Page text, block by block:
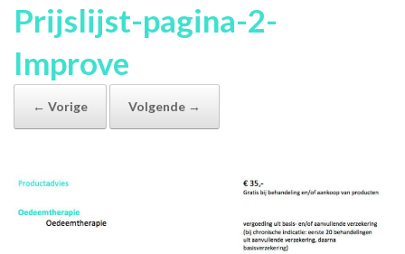
Prijslijst-pagina-2-
Improve
← Vorige Volgende →